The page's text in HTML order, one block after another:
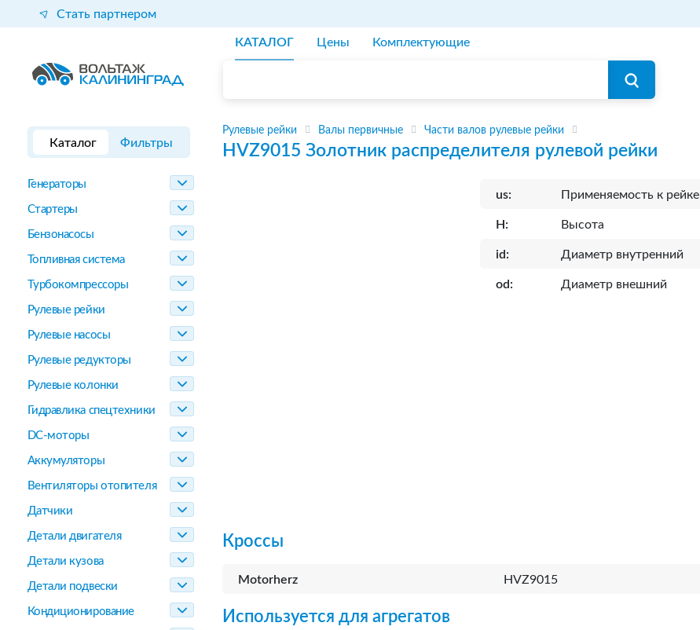
Стать партнером
КАТАЛОГ Цены Комплектующие
Каталог Фильтры
Генераторы
Стартеры
Бензонасосы
Топливная система
Турбокомпрессоры
Рулевые рейки
Рулевые насосы
Рулевые редукторы
Рулевые колонки
Гидравлика спецтехники
DC-моторы
Аккумуляторы
Вентиляторы отопителя
Датчики
Детали двигателя
Детали кузова
Детали подвески
Кондиционирование
Рулевые рейки Валы первичные Части валов рулевые рейки
HVZ9015 Золотник распределителя рулевой рейки
us: Применяемость к рейке
H: Высота
id: Диаметр внутренний
od: Диаметр внешний
Кроссы
Motorherz HVZ9015
Используется для агрегатов